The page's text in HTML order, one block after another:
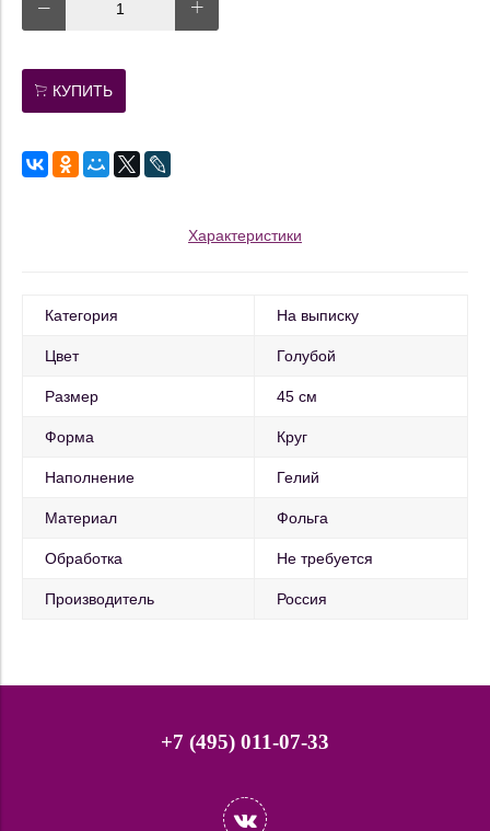
КУПИТЬ
Характеристики
Категория На выписку
Цвет Голубой
Размер 45 см
Форма Круг
Наполнение Гелий
Материал Фольга
Обработка Не требуется
Производитель Россия
+7 (495) 011-07-33